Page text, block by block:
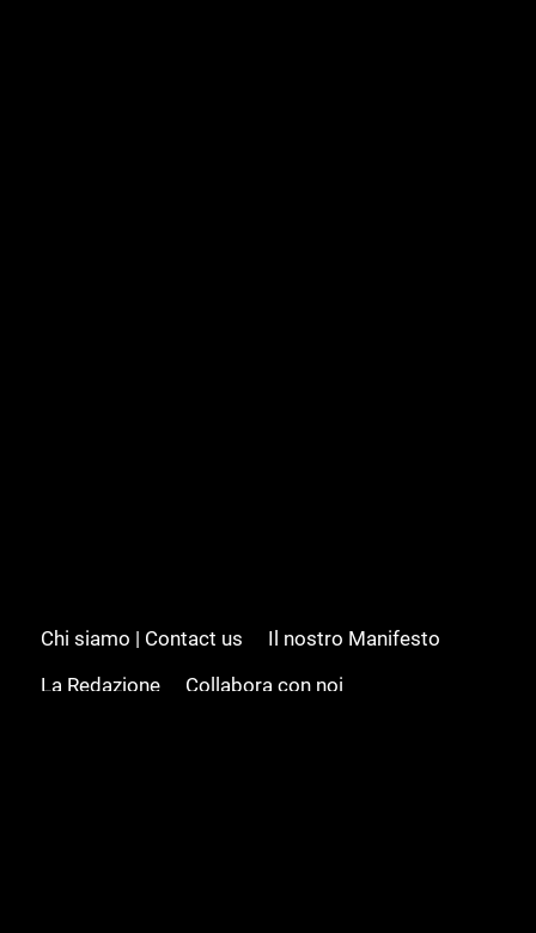
Chi siamo | Contact us
Il nostro Manifesto
La Redazione
Collabora con noi